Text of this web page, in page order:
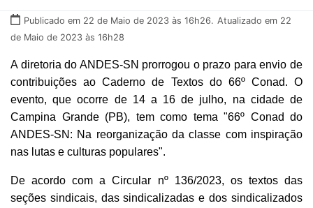
Publicado em 22 de Maio de 2023 às 16h26. Atualizado em 22
de Maio de 2023 às 16h28
A diretoria do ANDES-SN prorrogou o prazo para envio de
contribuições ao Caderno de Textos do 66º Conad. O
evento, que ocorre de 14 a 16 de julho, na cidade de
Campina Grande (PB), tem como tema "66º Conad do
ANDES-SN: Na reorganização da classe com inspiração
nas lutas e culturas populares".
De acordo com a Circular nº 136/2023, os textos das
seções sindicais, das sindicalizadas e dos sindicalizados